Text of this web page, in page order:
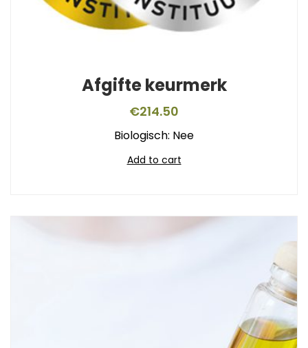
Afgifte keurmerk
€214.50
Biologisch: Nee
Add to cart